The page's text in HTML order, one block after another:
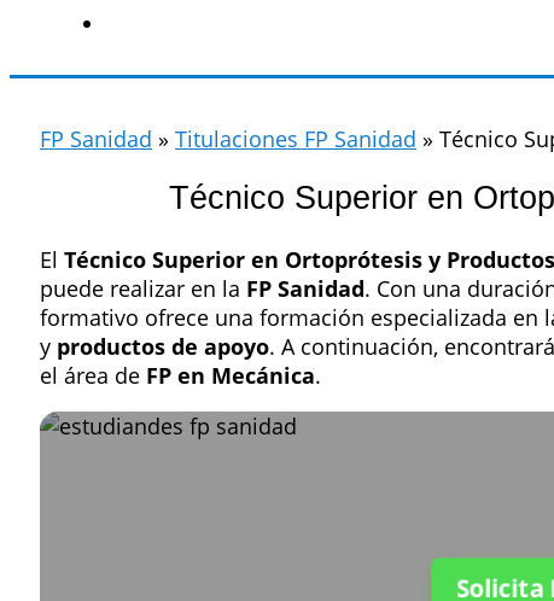
FP Sanidad » Titulaciones FP Sanidad » Técnico
Técnico Superior en
El Técnico Superior en Ortoprótesis y
puede realizar en la FP Sanidad. Con una
formativo ofrece una formación especializada en
y productos de apoyo. A continuación,
el área de FP en Mecánica.